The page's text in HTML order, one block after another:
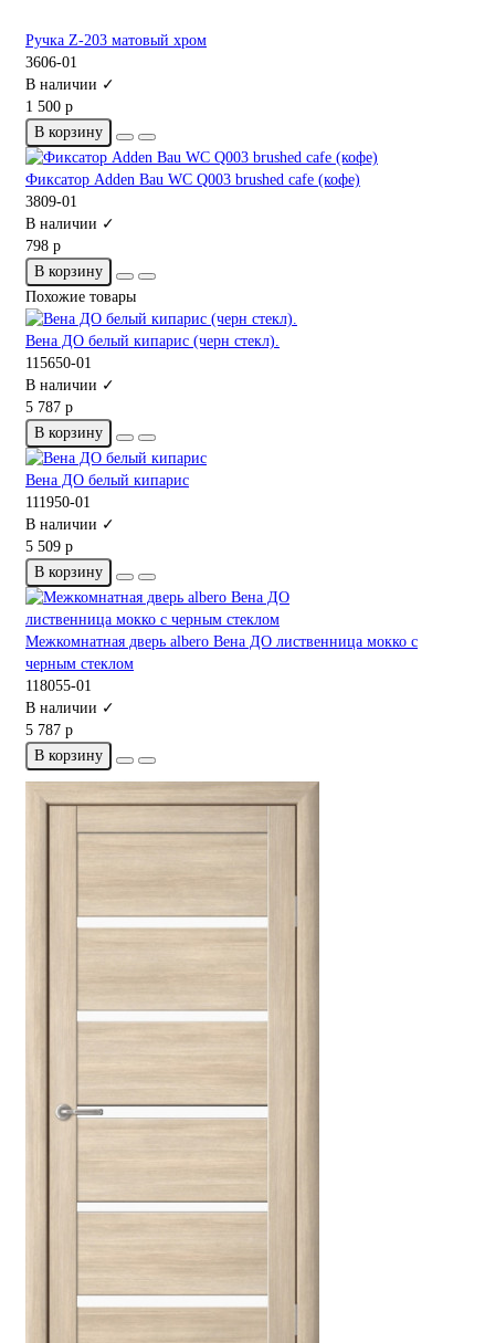
Ручка Z-203 матовый хром
3606-01
В наличии ✓
1 500 р
В корзину
Фиксатор Adden Bau WC Q003 brushed cafe (кофе)
3809-01
В наличии ✓
798 р
В корзину
Похожие товары
Вена ДО белый кипарис (черн стекл).
115650-01
В наличии ✓
5 787 р
В корзину
Вена ДО белый кипарис
111950-01
В наличии ✓
5 509 р
В корзину
Межкомнатная дверь albero Вена ДО лиственница мокко с
черным стеклом
118055-01
В наличии ✓
5 787 р
В корзину